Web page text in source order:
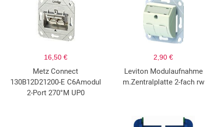
16,50 €
Metz Connect
130B12D21200-E C6Amodul
2-Port 270°M UP0
2,90 €
Leviton Modulaufnahme
m.Zentralplatte 2-fach rw